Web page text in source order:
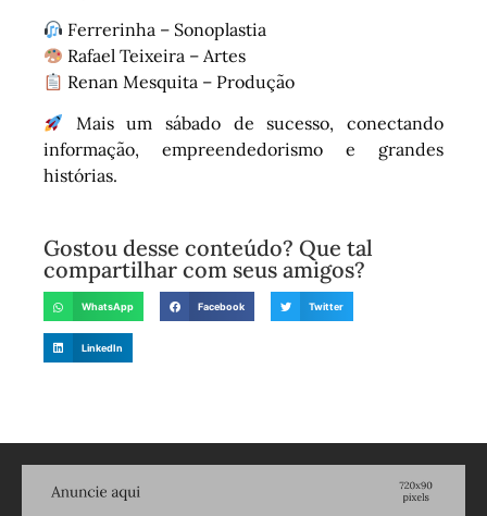
Ferrerinha – Sonoplastia
Rafael Teixeira – Artes
Renan Mesquita – Produção
Mais um sábado de sucesso, conectando
informação, empreendedorismo e grandes
histórias.
Gostou desse conteúdo? Que tal
compartilhar com seus amigos?
WhatsApp Facebook Twitter
LinkedIn